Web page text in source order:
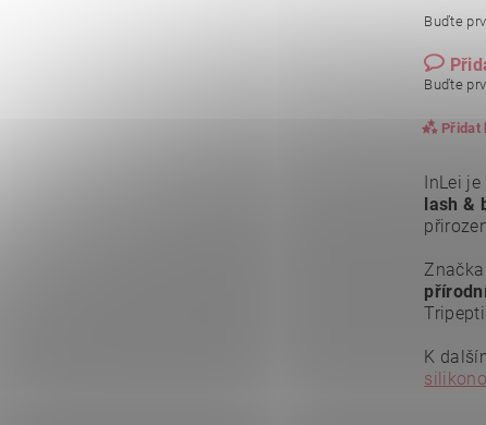
Buďte
Buďte
Přidat
InLei je
lash &
K